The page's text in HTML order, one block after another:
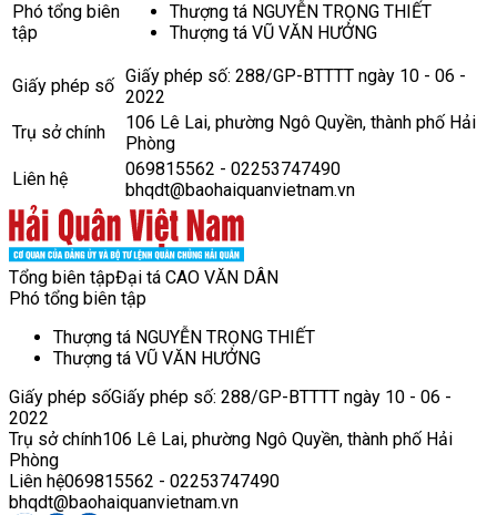
Phó tổng biên
tập
Thượng tá NGUYỄN TRỌNG THIẾT
Thượng tá VŨ VĂN HƯỞNG
Giấy phép số Giấy phép số: 288/GP-BTTTT ngày 10 - 06 -
2022
Trụ sở chính
106 Lê Lai, phường Ngô Quyền, thành phố Hải
Phòng
Liên hệ
069815562 - 02253747490
bhqdt@baohaiquanvietnam.vn
Tổng biên tậpĐại tá CAO VĂN DÂN
Phó tổng biên tập
Thượng tá NGUYỄN TRỌNG THIẾT
Thượng tá VŨ VĂN HƯỞNG
Giấy phép sốGiấy phép số: 288/GP-BTTTT ngày 10 - 06 -
2022
Trụ sở chính106 Lê Lai, phường Ngô Quyền, thành phố Hải
Phòng
Liên hệ069815562 - 02253747490
bhqdt@baohaiquanvietnam.vn